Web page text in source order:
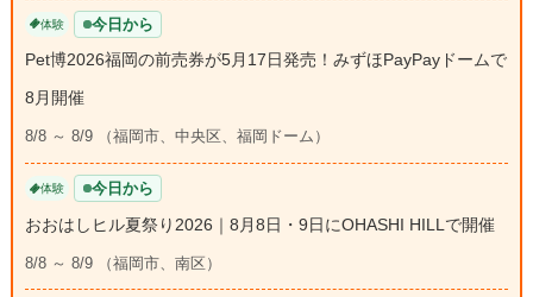
体験 今日から
Pet博2026福岡の前売券が5月17日発売！みずほPayPayドームで
8月開催
8/8 ～ 8/9 （福岡市、中央区、福岡ドーム）
体験 今日から
おおはしヒル夏祭り2026｜8月8日・9日にOHASHI HILLで開催
8/8 ～ 8/9 （福岡市、南区）